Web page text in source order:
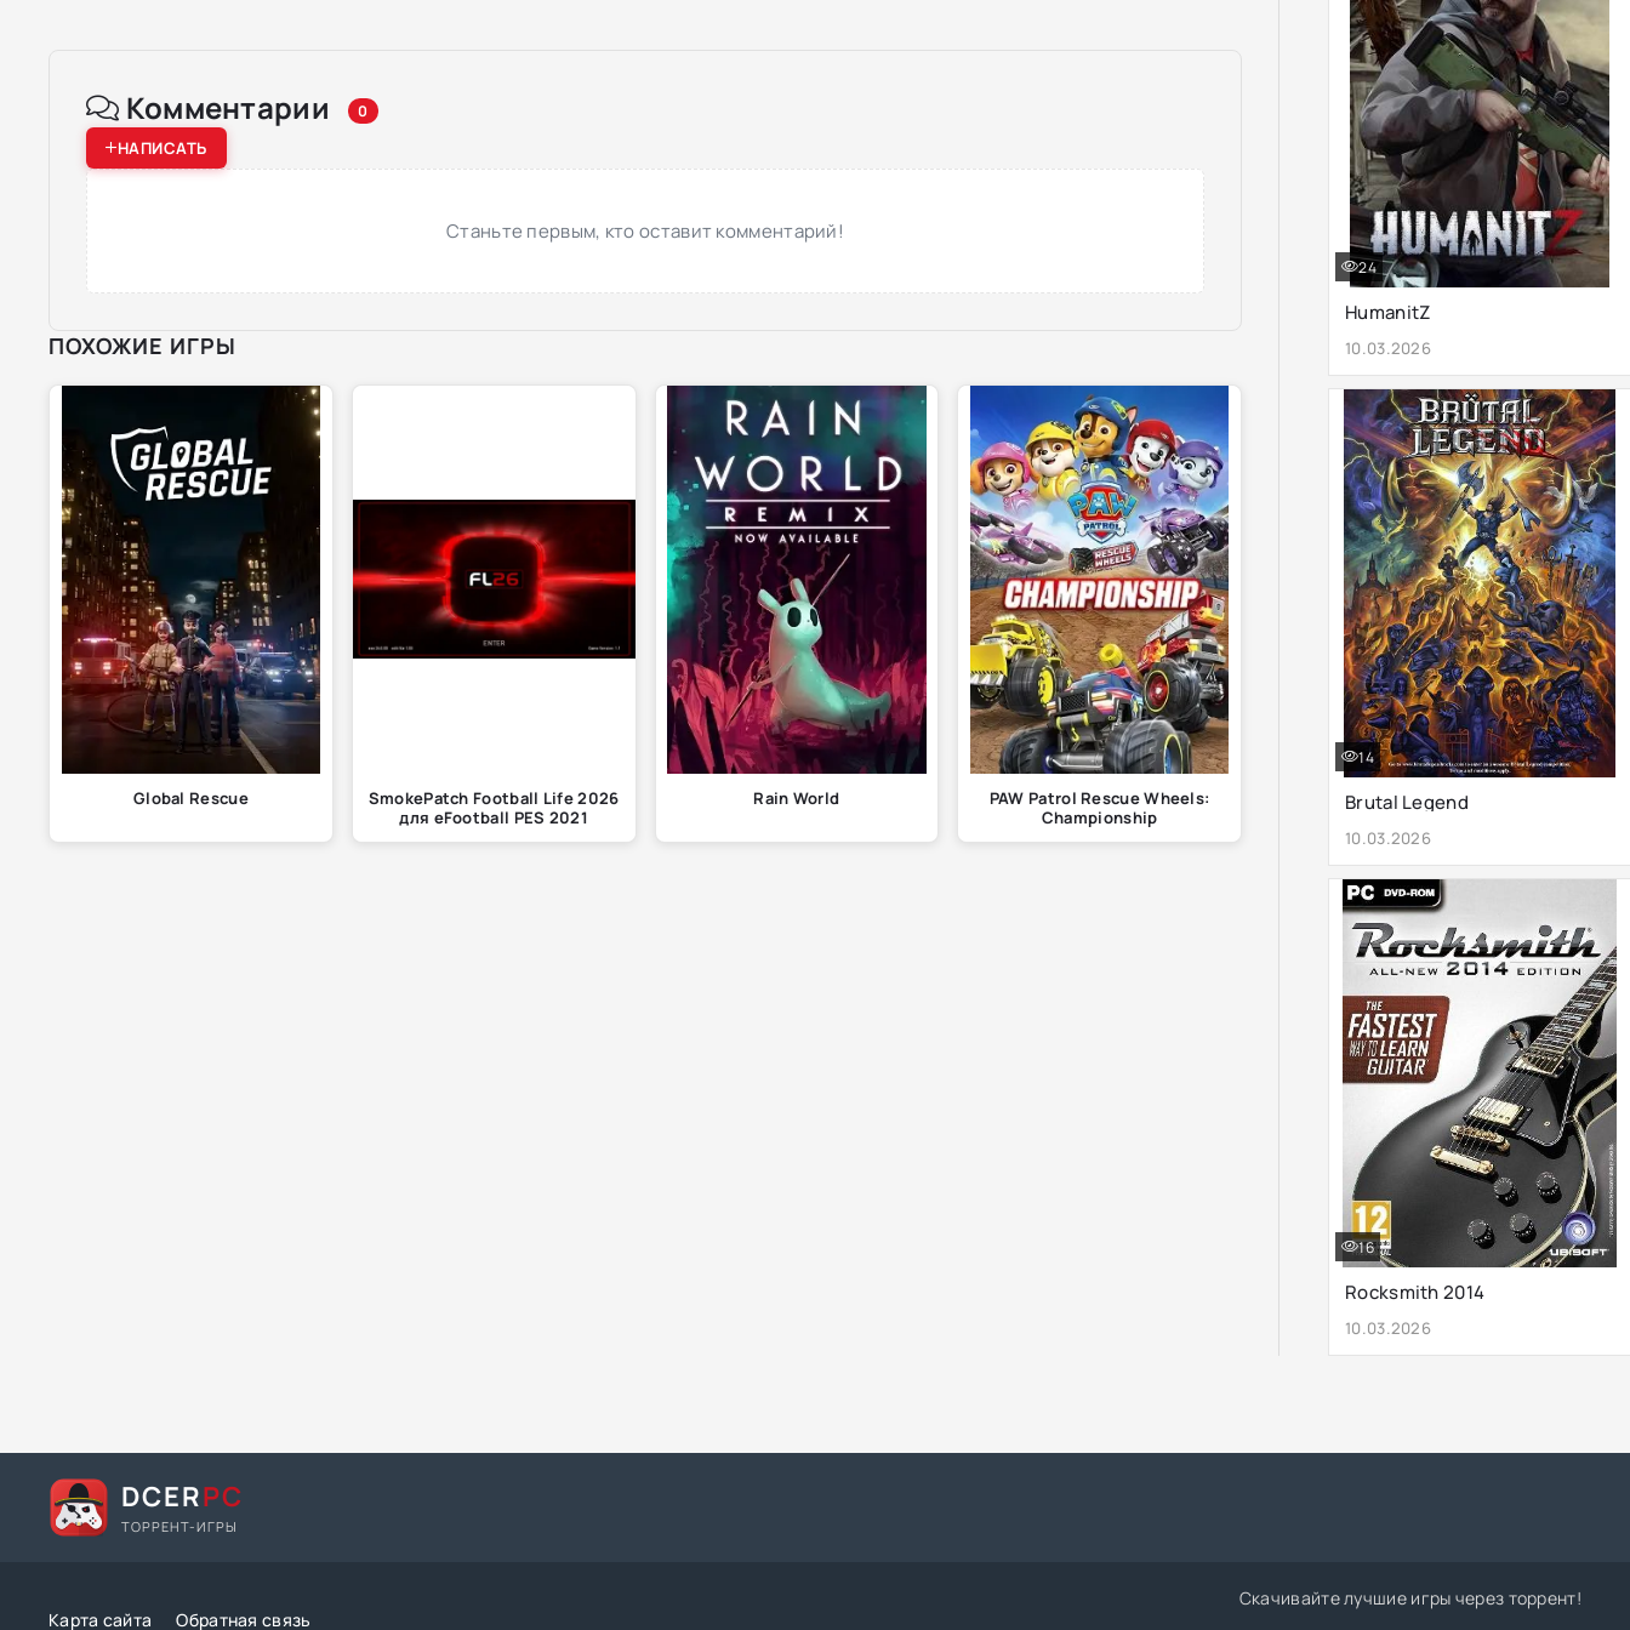
Комментарии 0
НАПИСАТЬ
Станьте первым, кто оставит комментарий!
ПОХОЖИЕ ИГРЫ
Global Rescue
SmokePatch Football Life 2026
для eFootball PES 2021
Rain World
PAW Patrol Rescue Wheels:
Championship
HumanitZ
10.03.2026
24
Brutal Legend
10.03.2026
14
Rocksmith 2014
10.03.2026
16
DCERPC
ТОРРЕНТ-ИГРЫ
Карта сайта Обратная связь
Скачивайте лучшие игры через торрент!